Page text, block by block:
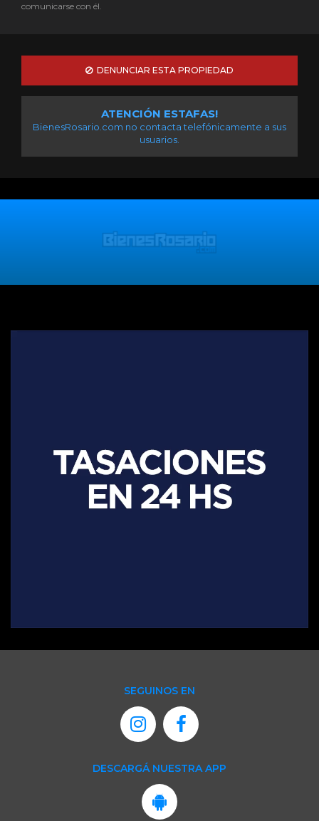
comunicarse con él.
DENUNCIAR ESTA PROPIEDAD
ATENCIÓN ESTAFAS!
BienesRosario.com no contacta telefónicamente a sus
usuarios.
SEGUINOS EN
DESCARGÁ NUESTRA APP